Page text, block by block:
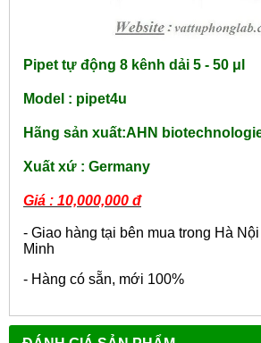
Pipet tự động 8 kênh dải 5 - 50 μl
Model : pipet4u
Hãng sản xuất:AHN
Xuất xứ : Germany
Giá : 10,000,000 đ
- Giao hàng tại bên mua trong Hà
Minh
- Hàng có sẵn, mới 100%